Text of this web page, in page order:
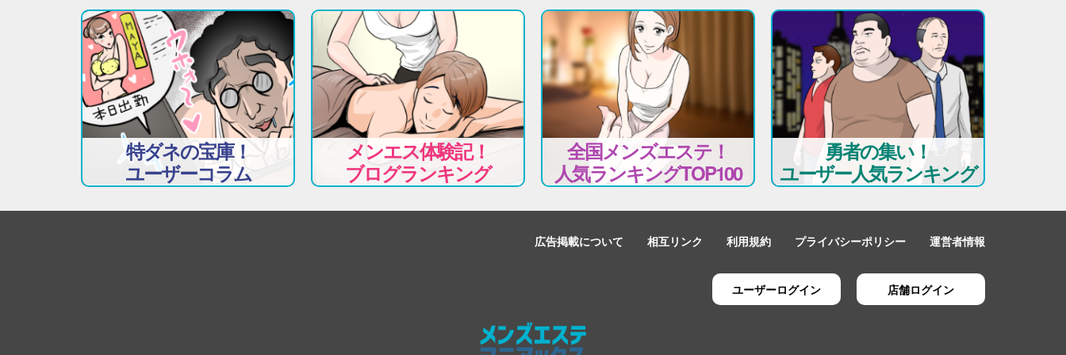
特ダネの宝庫！
ユーザーコラム
メンエス体験記！
ブログランキング
全国メンズエステ！
人気ランキングTOP100
勇者の集い！
ユーザー人気ランキング
広告掲載について 相互リンク 利用規約 プライバシーポリシー 運営者情報
ユーザーログイン 店舗ログイン